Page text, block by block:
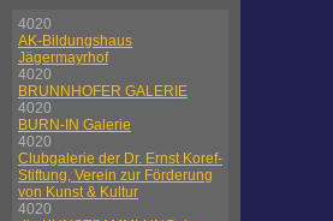
4020
AK-Bildungshaus
Jägermayrhof
4020
BRUNNHOFER GALERIE
4020
BURN-IN Galerie
4020
Clubgalerie der Dr. Ernst Koref-
Stiftung, Verein zur Förderung
von Kunst & Kultur
4020